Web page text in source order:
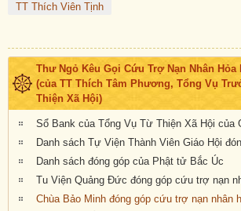
TT Thích Viên Tịnh
Thư Ngỏ Kêu Gọi Cứu Trợ Nạn Nhân
(của TT Thích Tâm Phương, Tổng Vụ
Thiện Xã Hội)
Danh sách đóng góp của Phật tử Bắc Úc
Chùa Bảo Minh đóng góp cứu trợ nạn nhân